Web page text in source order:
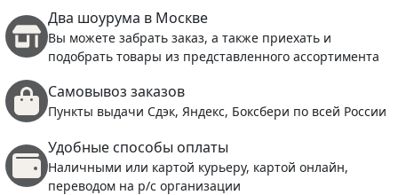
Два шоурума в Москве
Вы можете забрать заказ, а также приехать и
подобрать товары из представленного ассортимента
Самовывоз заказов
Пункты выдачи Сдэк, Яндекс, Боксбери по всей России
Удобные способы оплаты
Наличными или картой курьеру, картой онлайн,
переводом на р/с организации